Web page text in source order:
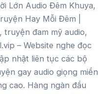
Lớn Audio Đêm Khuya,
Hay Mỗi Đêm |
đam mỹ audio,
– Website nghe đọc
nhật liên tục các bộ
gay audio giọng miền
cao. Hàng ngàn đầu